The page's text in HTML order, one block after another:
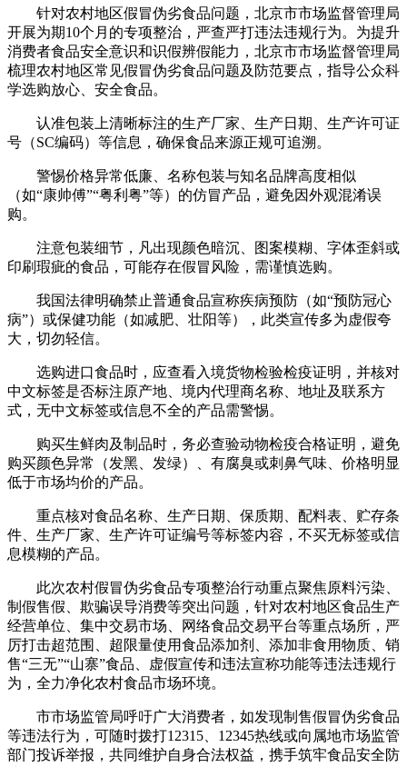
针对农村地区假冒伪劣食品问题，北京市市场监督管理局
开展为期10个月的专项整治，严查严打违法违规行为。为提升
消费者食品安全意识和识假辨假能力，北京市市场监督管理局
梳理农村地区常见假冒伪劣食品问题及防范要点，指导公众科
学选购放心、安全食品。
认准包装上清晰标注的生产厂家、生产日期、生产许可证
号（SC编码）等信息，确保食品来源正规可追溯。
警惕价格异常低廉、名称包装与知名品牌高度相似
（如“康帅傅”“粤利粤”等）的仿冒产品，避免因外观混淆误
购。
注意包装细节，凡出现颜色暗沉、图案模糊、字体歪斜或
印刷瑕疵的食品，可能存在假冒风险，需谨慎选购。
我国法律明确禁止普通食品宣称疾病预防（如“预防冠心
病”）或保健功能（如减肥、壮阳等），此类宣传多为虚假夸
大，切勿轻信。
选购进口食品时，应查看入境货物检验检疫证明，并核对
中文标签是否标注原产地、境内代理商名称、地址及联系方
式，无中文标签或信息不全的产品需警惕。
购买生鲜肉及制品时，务必查验动物检疫合格证明，避免
购买颜色异常（发黑、发绿）、有腐臭或刺鼻气味、价格明显
低于市场均价的产品。
重点核对食品名称、生产日期、保质期、配料表、贮存条
件、生产厂家、生产许可证编号等标签内容，不买无标签或信
息模糊的产品。
此次农村假冒伪劣食品专项整治行动重点聚焦原料污染、
制假售假、欺骗误导消费等突出问题，针对农村地区食品生产
经营单位、集中交易市场、网络食品交易平台等重点场所，严
厉打击超范围、超限量使用食品添加剂、添加非食用物质、销
售“三无”“山寨”食品、虚假宣传和违法宣称功能等违法违规行
为，全力净化农村食品市场环境。
市市场监管局呼吁广大消费者，如发现制售假冒伪劣食品
等违法行为，可随时拨打12315、12345热线或向属地市场监管
部门投诉举报，共同维护自身合法权益，携手筑牢食品安全防